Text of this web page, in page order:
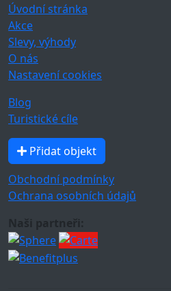
Úvodní stránka
Akce
Slevy, výhody
O nás
Nastavení cookies
Blog
Turistické cíle
Přidat objekt
Obchodní podmínky
Ochrana osobních údajů
Naši partneři: